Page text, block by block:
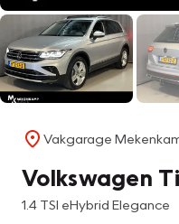
Vakgarage
Volkswagen
1.4 TSI eHybrid Elegance